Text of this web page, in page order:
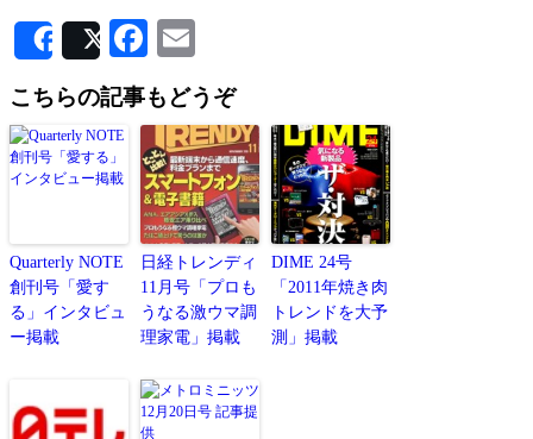
SharePostFacebook
こちらの記事もどうぞ
Quarterly NOTE
創刊号「愛す
る」インタビュ
ー掲載
日経トレンディ
11月号「プロも
うなる激ウマ調
理家電」掲載
DIME 24号
「2011年焼き肉
トレンドを大予
測」掲載